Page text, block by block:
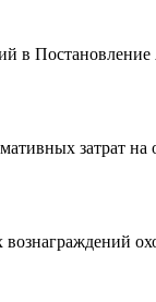
в
затрат